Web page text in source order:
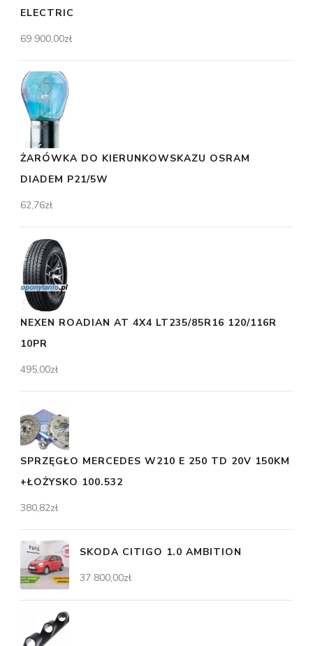
ELECTRIC
69 900,00zł
ŻARÓWKA DO KIERUNKOWSKAZU OSRAM
DIADEM P21/5W
62,76zł
NEXEN ROADIAN AT 4X4 LT235/85R16 120/116R
10PR
495,00zł
SPRZĘGŁO MERCEDES W210 E 250 TD 20V 150KM
+ŁOŻYSKO 100.532
380,82zł
SKODA CITIGO 1.0 AMBITION
37 800,00zł